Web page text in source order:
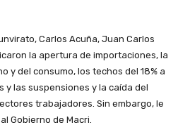
Carlos Acuña, Juan Carlos
la apertura de importaciones, la
y del consumo, los techos del 18% a
y las suspensiones y la caída del
trabajadores. Sin embargo, le
Gobierno de Macri.